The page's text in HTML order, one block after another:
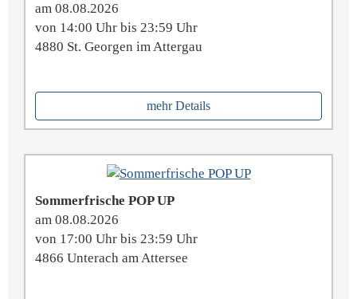
am 08.08.2026
von 14:00 Uhr bis 23:59 Uhr
4880 St. Georgen im Attergau
mehr Details
Sommerfrische POP UP
am 08.08.2026
von 17:00 Uhr bis 23:59 Uhr
4866 Unterach am Attersee